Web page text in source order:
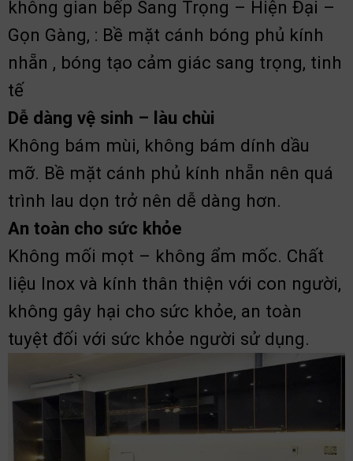
không gian bếp Sang Trọng – Hiện Đại –
Gọn Gàng, : Bề mặt cánh bóng phủ kính
nhẵn , bóng tạo cảm giác sang trọng, tinh
tế
Dễ dàng vệ sinh – làu chùi
Không bám mùi, không bám dính dầu
mỡ. Bề mặt cánh phủ kính nhẵn nên quá
trình lau dọn trở nên dễ dàng hơn.
An toàn cho sức khỏe
Không mối mọt – không ẩm mốc. Chất
liệu Inox và kính thân thiện với con người,
không gây hại cho sức khỏe, an toàn
tuyệt đối với sức khỏe người sử dụng.